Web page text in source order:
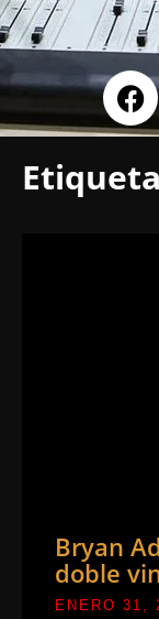
Bryan
doble
ENERO 31,